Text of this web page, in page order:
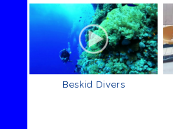
Beskid Divers